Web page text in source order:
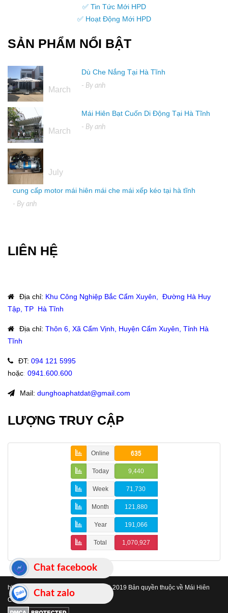
✅ Tin Tức Mới HPD
✅ Hoạt Động Mới HPD
SẢN PHẨM NỔI BẬT
March
Dù Che Nắng Tại Hà Tĩnh
- By anh
March
Mái Hiên Bạt Cuốn Di Động Tại Hà Tĩnh
- By anh
July
cung cấp motor mái hiên mái che mái xếp kéo tại hà tĩnh
- By anh
LIÊN HỆ
Địa chỉ: Khu Công Nghiệp Bắc Cẩm Xuyên, Đường Hà Huy
Tập, TP Hà Tĩnh
Địa chỉ: Thôn 6, Xã Cẩm Vịnh, Huyện Cẩm Xuyên, Tỉnh Hà
Tĩnh
ĐT: 094 121 5995
hoặc: 0941.600.600
Mail: dunghoaphatdat@gmail.com
LƯỢNG TRUY CẬP
Online 635
Today 9,440
Week 71,730
Month 121,880
Year 191,066
Total 1,070,927
https://www.maihienchehatinh.com/
© 2019 Bản quyền thuộc về Mái Hiên
Che Hà Tĩnh
Chat zalo
Chat facebook